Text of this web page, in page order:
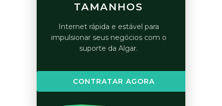
TAMANHOS
Internet rápida e estável para
impulsionar seus negócios com o
suporte da Algar.
CONTRATAR AGORA